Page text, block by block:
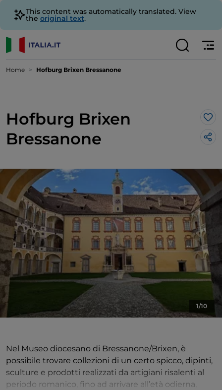
This content was automatically translated. View
the original text.
Home Hofburg Brixen Bressanone
Hofburg Brixen
Bressanone
1/10
Nel Museo diocesano di Bressanone/Brixen, è
possibile trovare collezioni di un certo spicco, dipinti,
sculture e prodotti realizzati da artigiani risalenti al
periodo romanico, fino ad arrivare all’età odierna,